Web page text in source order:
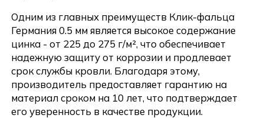
Одним из главных преимуществ Клик-фальца
Германия 0.5 мм является высокое содержание
цинка - от 225 до 275 г/м², что обеспечивает
надежную защиту от коррозии и продлевает
срок службы кровли. Благодаря этому,
производитель предоставляет гарантию на
материал сроком на 10 лет, что подтверждает
его уверенность в качестве продукции.